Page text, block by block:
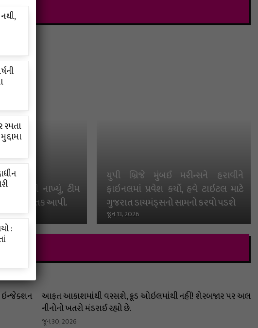
બદલી નાખ્યું, ટીમ
કરવાની તક આપી.
યુપી બ્રિજે મુંબઈ મરીન્સને હરાવીને
ફાઇનલમાં પ્રવેશ કર્યો, હવે ટાઇટલ માટે
ગુજરાત ડાયમંડ્સનો સામનો કરવો પડશે
જૂન 13, 2026
ઇન્જેક્શન
આફત આકાશમાંથી વરસશે, ક્રૂડ ઓઇલમાંથી નહીં! શેરબજાર પર અલ
નીનોનો ખતરો મંડરાઈ રહ્યો છે.
જૂન 30, 2026
રમતા
: